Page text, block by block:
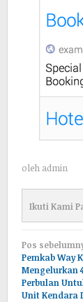
oleh admin
Ikuti Kami
pos
Pos
Pemkab Way
Mengelurkan
Perbulan
Unit Kendara